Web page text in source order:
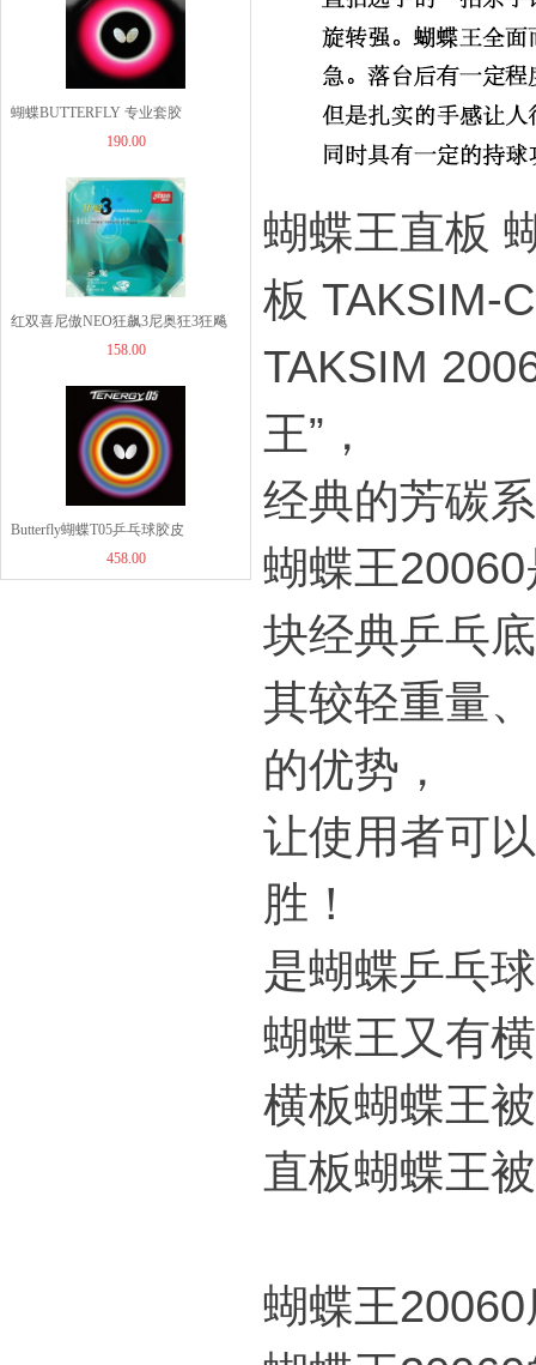
1260.00
JOOLA优拉雨果同款乒...
960.00
蝴蝶BUTTERFLY 专业套胶
ROZENA（06020） 罗泽娜罗泽纳
190.00
红双喜尼傲NEO狂飙3尼奥狂3狂飚
三（含37度柔）158.00
Butterfly蝴蝶T05乒乓球胶皮
（05800）TENERGY 05涩性反胶套
458.00
蝴蝶王直板
板 TAKSIM-
TAKSIM
王”，
经典的芳碳
蝴蝶王
块经典乒乓
其较轻重量
的优势，
让使用者可
胜！
是蝴蝶乒乓
蝴蝶王又有
横板蝴蝶王
直板蝴蝶王
蝴蝶王